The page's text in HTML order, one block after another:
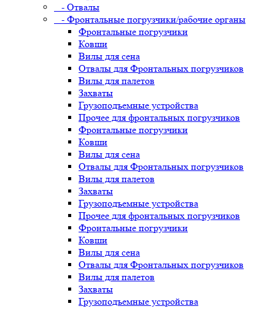
- Отвалы
- Фронтальные погрузчики/рабочие органы
Фронтальные погрузчики
Ковши
Вилы для сена
Отвалы для Фронтальных погрузчиков
Вилы для палетов
Захваты
Грузоподъемные устройства
Прочее для фронтальных погрузчиков
Фронтальные погрузчики
Ковши
Вилы для сена
Отвалы для Фронтальных погрузчиков
Вилы для палетов
Захваты
Грузоподъемные устройства
Прочее для фронтальных погрузчиков
Фронтальные погрузчики
Ковши
Вилы для сена
Отвалы для Фронтальных погрузчиков
Вилы для палетов
Захваты
Грузоподъемные устройства